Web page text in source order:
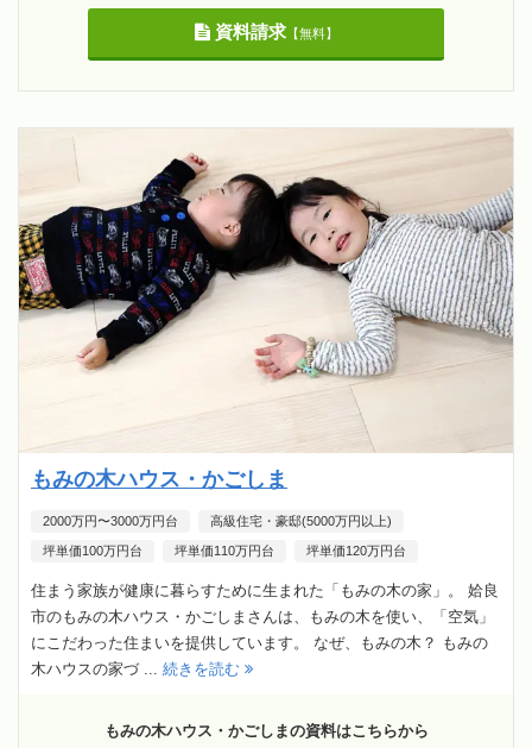
資料請求【無料】
もみの木ハウス・かごしま
2000万円〜3000万円台 高級住宅・豪邸(5000万円以上)
坪単価100万円台 坪単価110万円台 坪単価120万円台
住まう家族が健康に暮らすために生まれた「もみの木の家」。 姶良
市のもみの木ハウス・かごしまさんは、もみの木を使い、「空気」
にこだわった住まいを提供しています。 なぜ、もみの木？ もみの
木ハウスの家づ ... 続きを読む
もみの木ハウス・かごしまの資料はこちらから